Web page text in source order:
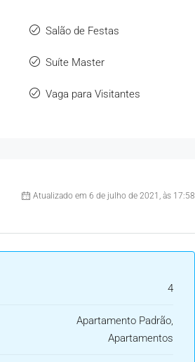
Salão de Festas
Suíte Master
Vaga para Visitantes
Atualizado em 6 de julho de 2021, às 17:58
4
Apartamento Padrão,
Apartamentos